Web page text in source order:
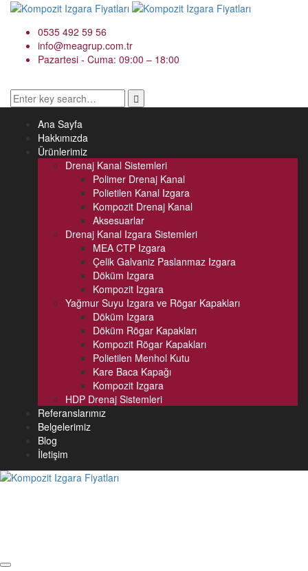
0535 492 59 56
info@meagrup.com.tr
Pazartesi - Cuma: 09:00 – 18:00
Ana Sayfa
Hakkımızda
Ürünlerimiz
Drenaj Kanal Sistemleri
Polimer Drenaj Kanal
Polietilen Kanal Izgara
Kompozit Drenaj Kanal
Aksesuarlar
Drenaj Kanal Izgara Sistemleri
MEA CTP Izgara
Çelik Galvaniz Paslanmaz Izgara
Döküm Izgara
Kompozit Izgara
Yağmur Suyu Izgara ve Rögar Kapakları
Döküm Izgara
Döküm Rögar Kapakları
Kompozit Rögar Kapakları
Polietilen Menhol Kutu
Kare Baca Kapağı
Kompozit Izgara
HDP Drenaj Sistemleri
Referanslarımız
Belgelerimiz
Blog
İletişim